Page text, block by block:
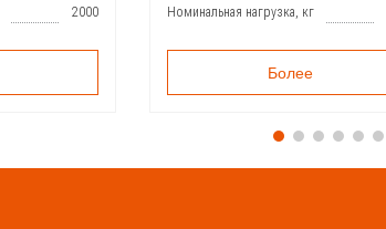
2000 Номинальная нагрузка, кг
Более